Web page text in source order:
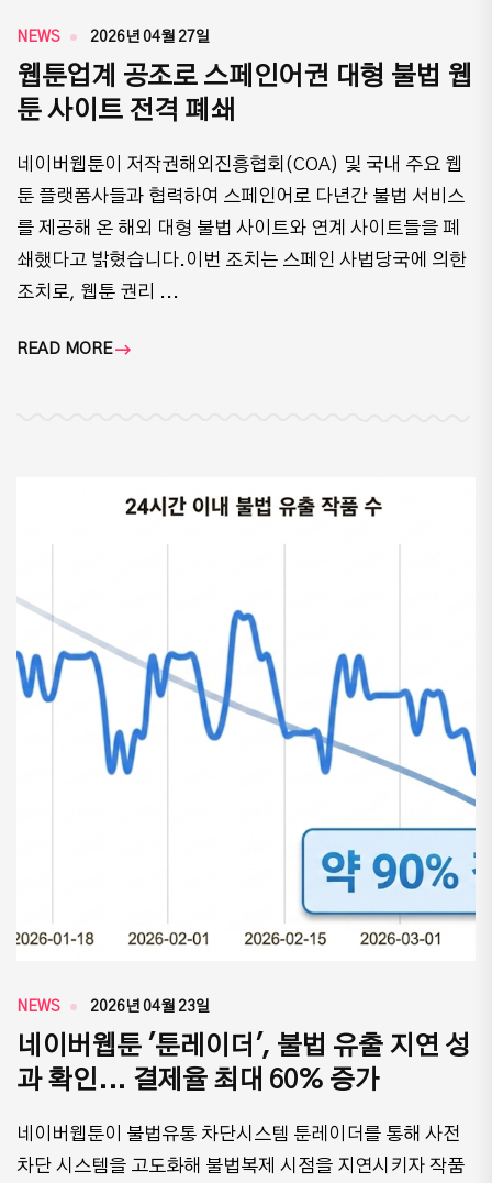
NEWS 2026년 04월 27일
웹툰업계 공조로 스페인어권 대형 불법 웹
툰 사이트 전격 폐쇄
네이버웹툰이 저작권해외진흥협회(COA) 및 국내 주요 웹
툰 플랫폼사들과 협력하여 스페인어로 다년간 불법 서비스
를 제공해 온 해외 대형 불법 사이트와 연계 사이트들을 폐
쇄했다고 밝혔습니다.이번 조치는 스페인 사법당국에 의한
조치로, 웹툰 권리 ...
READ MORE
NEWS 2026년 04월 23일
네이버웹툰 '툰레이더', 불법 유출 지연 성
과 확인... 결제율 최대 60% 증가
네이버웹툰이 불법유통 차단시스템 툰레이더를 통해 사전
차단 시스템을 고도화해 불법복제 시점을 지연시키자 작품